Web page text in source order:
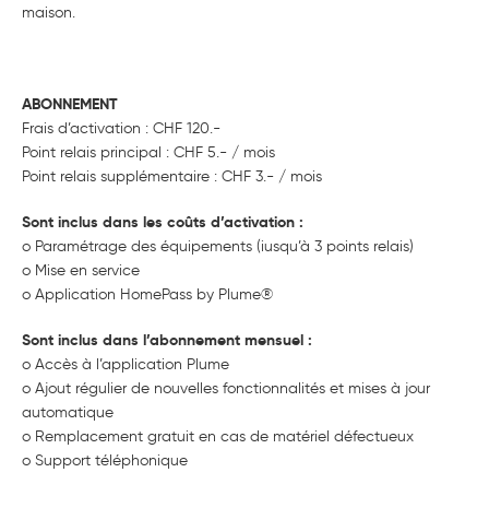
maison.
ABONNEMENT
Frais d’activation : CHF 120.-
Point relais principal : CHF 5.- / mois
Point relais supplémentaire : CHF 3.- / mois
Sont inclus dans les coûts d’activation :
o Paramétrage des équipements (iusqu’à 3 points relais)
o Mise en service
o Application HomePass by Plume®
Sont inclus dans l’abonnement mensuel :
o Accès à l’application Plume
o Ajout régulier de nouvelles fonctionnalités et mises à jour
automatique
o Remplacement gratuit en cas de matériel défectueux
o Support téléphonique